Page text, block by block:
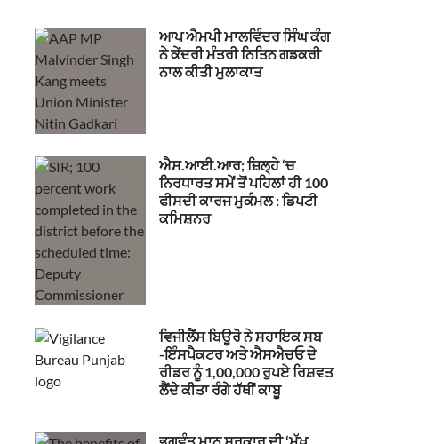
ਆਪ ਐਮਪੀ ਮਾਲਵਿੰਦਰ ਸਿੰਘ ਕੰਗ
ਨੇ ਕੇਂਦਰੀ ਮੰਤਰੀ ਨਿਤਿਨ ਗਡਕਰੀ
ਨਾਲ ਕੀਤੀ ਮੁਲਾਕਾਤ
ਐਸ.ਆਈ.ਆਰ; ਜ਼ਿਲ੍ਹੇ ‘ਚ
ਨਿਰਧਾਰਤ ਸਮੇਂ ਤੋਂ ਪਹਿਲਾਂ ਹੀ 100
ਫੀਸਦੀ ਕਾਰਜ ਮੁਕੰਮਲ : ਡਿਪਟੀ
ਕਮਿਸ਼ਨਰ
ਵਿਜੀਲੈਂਸ ਬਿਊਰੋ ਨੇ ਸਹਾਇਕ ਸਬ
-ਇੰਸਪੈਕਟਰ ਅਤੇ ਐਸਐਚਓ ਦੇ
ਰੀਡਰ ਨੂੰ 1,00,000 ਰੁਪਏ ਰਿਸ਼ਵਤ
ਲੈਂਦੇ ਕੀਤਾ ਰੰਗੇ ਹੱਥੀਂ ਕਾਬੂ